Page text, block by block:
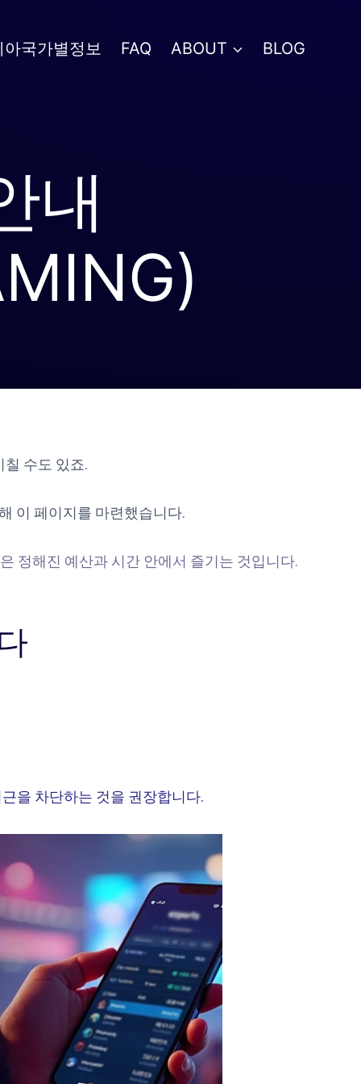
아국가별정보 FAQ ABOUT BLOG
내
수도 있죠.
이 페이지를 마련했습니다.
정해진 예산과 시간 안에서 즐기는 것입니다.
을 차단하는 것을 권장합니다.